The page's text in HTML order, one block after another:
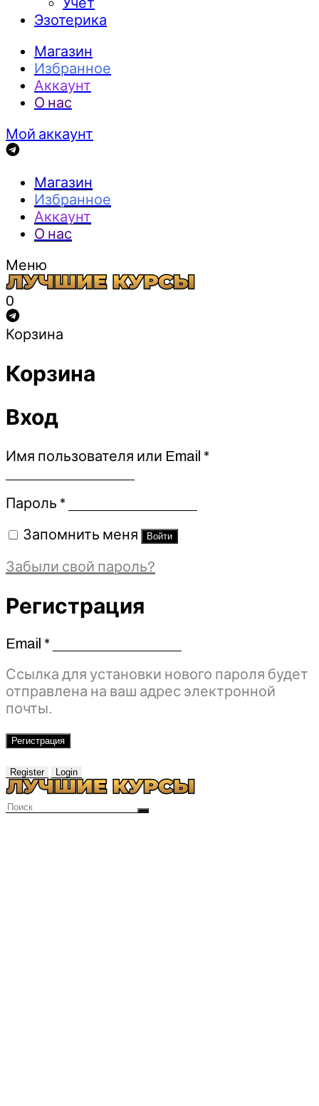
Эзотерика
Магазин
Избранное
Аккаунт
О нас
Мой аккаунт
Магазин
Избранное
Аккаунт
О нас
Меню
0
Корзина
Корзина
Вход
Имя пользователя или Email *Обязательно
Пароль *Обязательно
Запомнить меня Войти
Забыли свой пароль?
Регистрация
Email *Обязательно
Ссылка для установки нового пароля будет
отправлена ​​на ваш адрес электронной
почты.
Регистрация
Register Login